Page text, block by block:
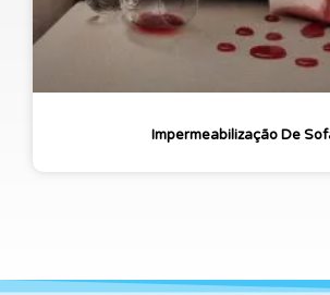
Impermeabilização De